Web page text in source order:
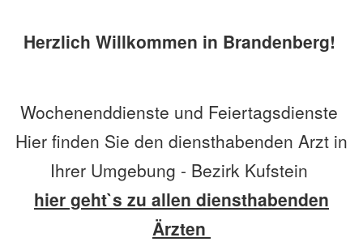
Herzlich Willkommen in Brandenberg!
Wochenenddienste und Feiertagsdienste
Hier finden Sie den diensthabenden Arzt in
Ihrer Umgebung - Bezirk Kufstein
hier geht`s zu allen diensthabenden
Ärzten